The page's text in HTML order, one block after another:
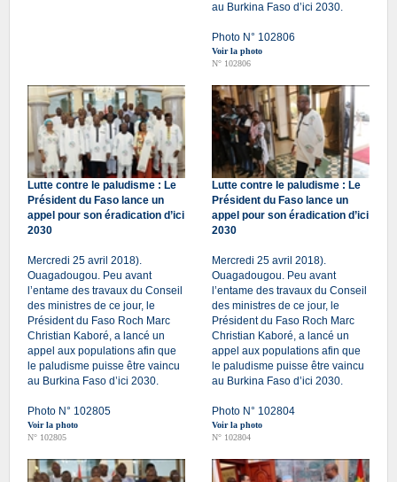
au Burkina Faso d’ici 2030.
Photo N° 102806
Voir la photo
N° 102806
Lutte contre le paludisme : Le
Président du Faso lance un
appel pour son éradication d’ici
2030
Mercredi 25 avril 2018).
Ouagadougou. Peu avant
l’entame des travaux du Conseil
des ministres de ce jour, le
Président du Faso Roch Marc
Christian Kaboré, a lancé un
appel aux populations afin que
le paludisme puisse être vaincu
au Burkina Faso d’ici 2030.
Photo N° 102805
Voir la photo
N° 102805
Lutte contre le paludisme : Le
Président du Faso lance un
appel pour son éradication d’ici
2030
Mercredi 25 avril 2018).
Ouagadougou. Peu avant
l’entame des travaux du Conseil
des ministres de ce jour, le
Président du Faso Roch Marc
Christian Kaboré, a lancé un
appel aux populations afin que
le paludisme puisse être vaincu
au Burkina Faso d’ici 2030.
Photo N° 102804
Voir la photo
N° 102804